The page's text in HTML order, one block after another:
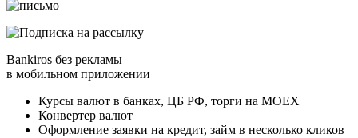
Bankiros без рекламы
в мобильном приложении
Курсы валют в банках, ЦБ РФ, торги на MOEX
Конвертер валют
Оформление заявки на кредит, займ в несколько кликов